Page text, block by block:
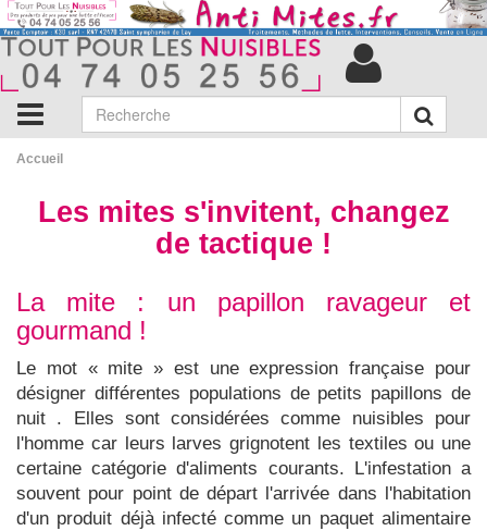
Accueil
Les mites s'invitent, changez
de tactique !
La mite : un papillon ravageur et
gourmand !
Le mot « mite » est une expression française pour
désigner différentes populations de petits papillons de
nuit . Elles sont considérées comme nuisibles pour
l'homme car leurs larves grignotent les textiles ou une
certaine catégorie d'aliments courants. L'infestation a
souvent pour point de départ l'arrivée dans l'habitation
d'un produit déjà infecté comme un paquet alimentaire